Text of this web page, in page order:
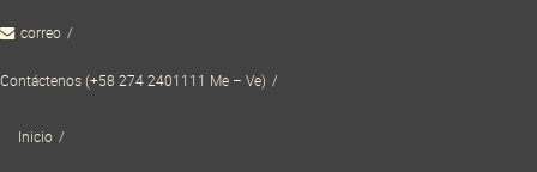
to correo
Contáctenos (+58 274 2401111 Me – Ve)
Inicio